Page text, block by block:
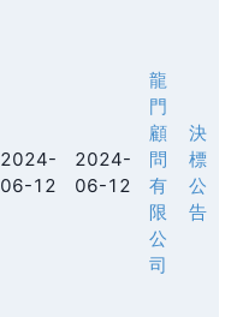
2024-
06-12
2024-
06-12
龍
門
顧
問
有
限
公
司
決
標
公
告